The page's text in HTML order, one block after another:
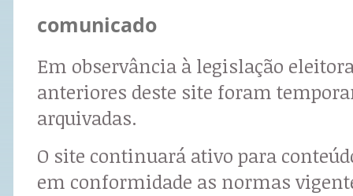
comunicado
Em observância à legislação
anteriores deste site foram
arquivadas.
O site continuará ativo para
em conformidade as normas